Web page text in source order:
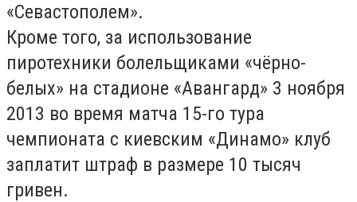
«Севастополем».
Кроме того, за использование
пиротехники болельщиками «чёрно-
белых» на стадионе «Авангард» 3 ноября
2013 во время матча 15-го тура
чемпионата с киевским «Динамо» клуб
заплатит штраф в размере 10 тысяч
гривен.